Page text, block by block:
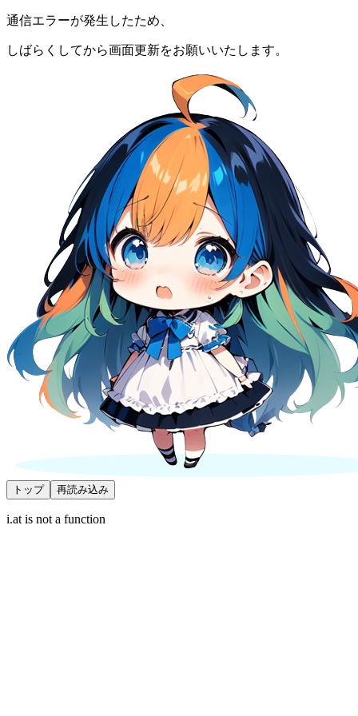
通信エラーが発生したため、
しばらくしてから画面更新をお願いいたします。
トップ 再読み込み
i.at is not a function